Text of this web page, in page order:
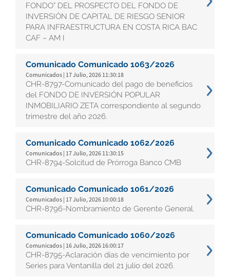
FONDO” DEL PROSPECTO DEL FONDO DE
INVERSIÓN DE CAPITAL DE RIESGO SENIOR
PARA INFRAESTRUCTURA EN COSTA RICA BAC
CAF – AM I
Comunicado Comunicado 1063/2026
Comunicados | 17 Julio, 2026 11:30:18
CHR-8797-Comunicado del pago de beneficios
del FONDO DE INVERSIÓN POPULAR
INMOBILIARIO ZETA correspondiente al segundo
trimestre del año 2026.
Comunicado Comunicado 1062/2026
Comunicados | 17 Julio, 2026 11:30:15
CHR-8794-Solcitud de Prórroga Banco CMB
Comunicado Comunicado 1061/2026
Comunicados | 17 Julio, 2026 10:00:18
CHR-8796-Nombramiento de Gerente General.
Comunicado Comunicado 1060/2026
Comunicados | 16 Julio, 2026 16:00:17
CHR-8795-Aclaración días de vencimiento por
Series para Ventanilla del 21 julio del 2026.